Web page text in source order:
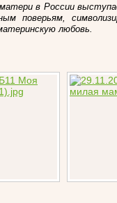
в России
поверьям,
любовь.